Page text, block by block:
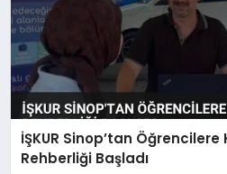
İŞKUR Sinop’tan
Rehberliği Başladı